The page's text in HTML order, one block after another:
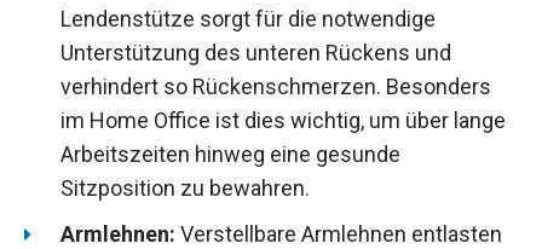
Lendenstütze sorgt für die notwendige
Unterstützung des unteren Rückens und
verhindert so Rückenschmerzen. Besonders
im Home Office ist dies wichtig, um über lange
Arbeitszeiten hinweg eine gesunde
Sitzposition zu bewahren.
Armlehnen: Verstellbare Armlehnen entlasten